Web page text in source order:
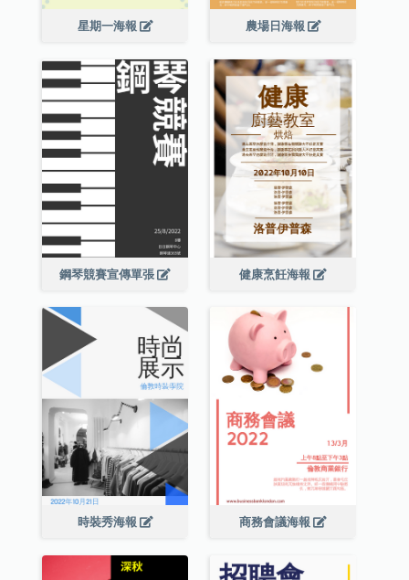
星期一海報 農場日海報
鋼琴競賽宣傳單張 健康烹飪海報
時裝秀海報 商務會議海報